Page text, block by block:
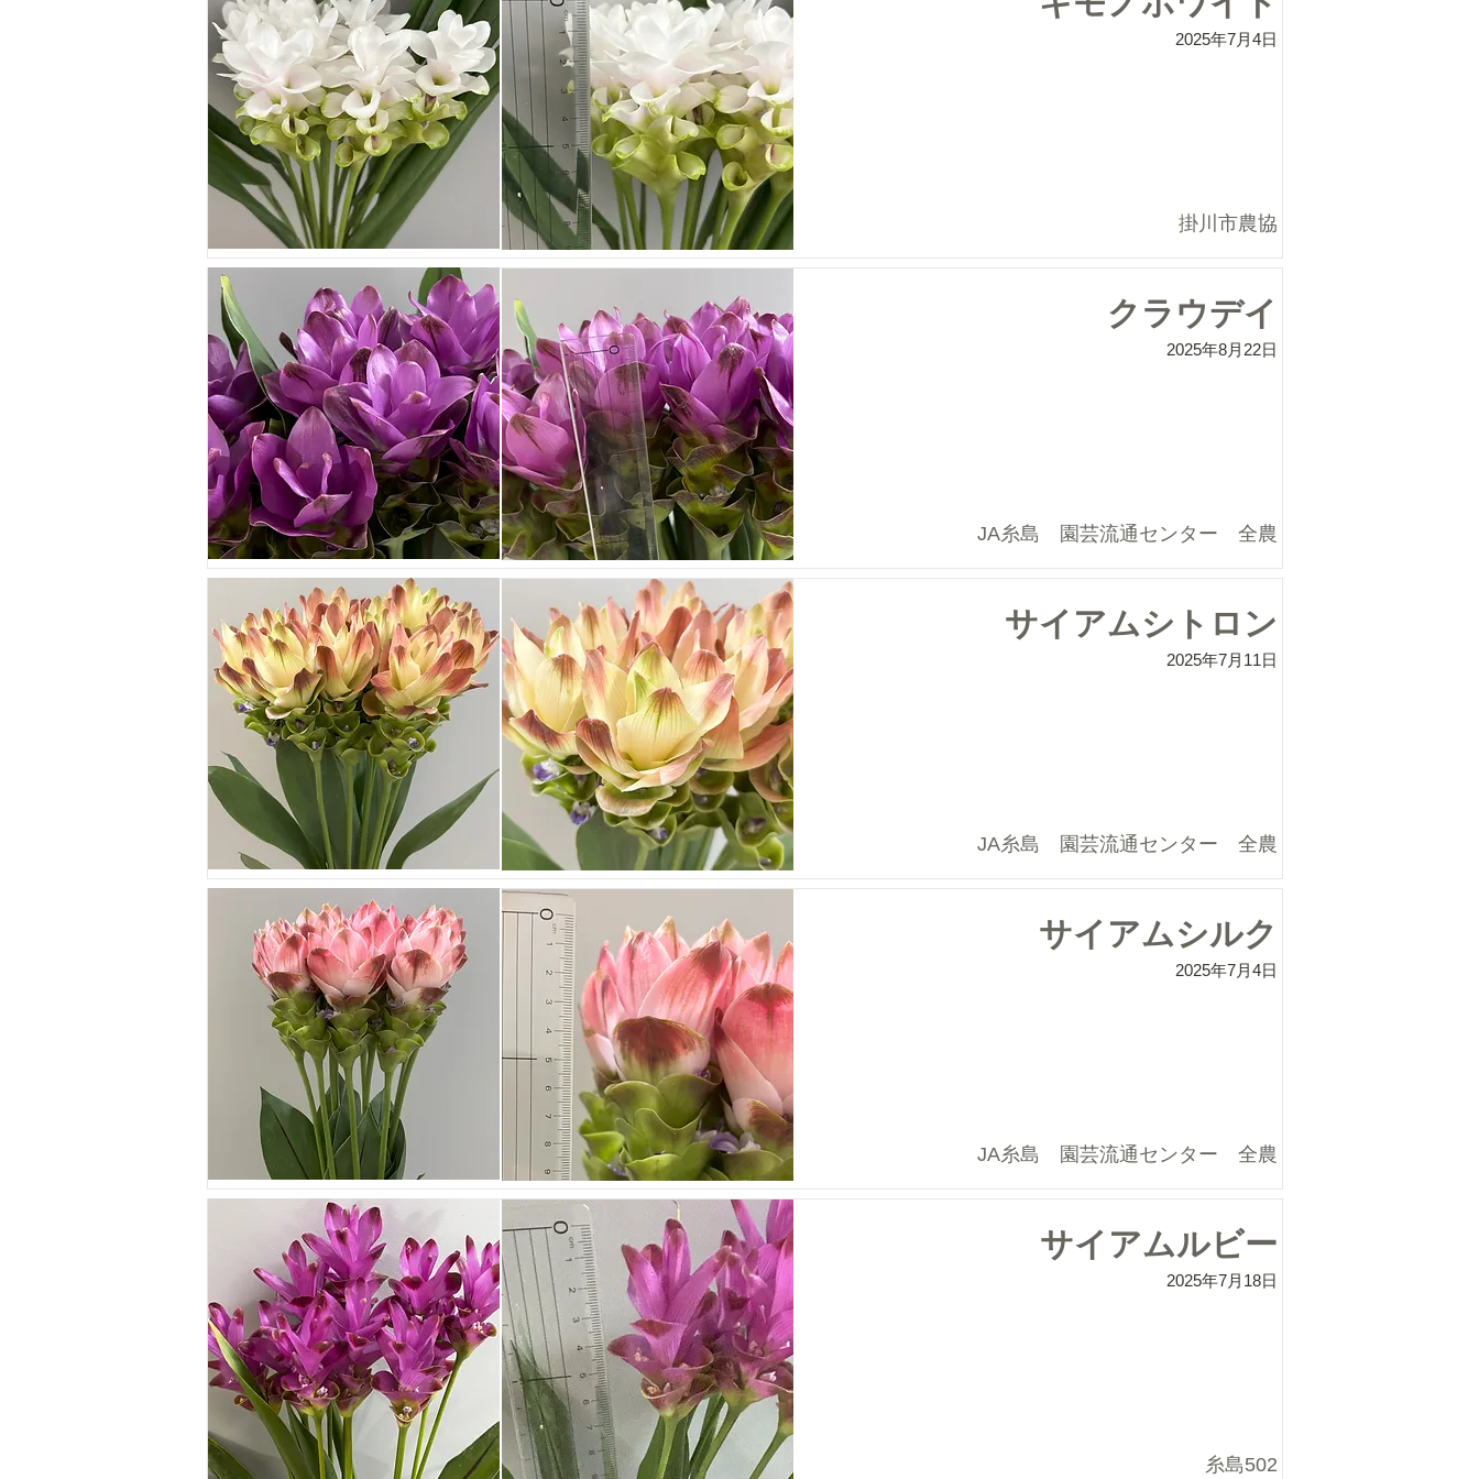
2025年7月4日
掛川市農協
クラウデイ
2025年8月22日
JA糸島 園芸流通センター 全農
サイアムシトロン
2025年7月11日
JA糸島 園芸流通センター 全農
サイアムシルク
2025年7月4日
JA糸島 園芸流通センター 全農
サイアムルビー
2025年7月18日
糸島502